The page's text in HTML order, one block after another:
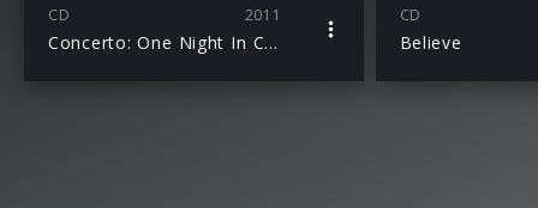
CD 2011
Concerto: One Night In Central Park
CD
Believe